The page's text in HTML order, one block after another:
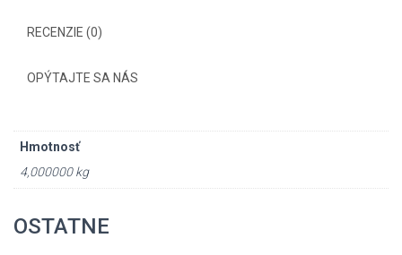
RECENZIE (0)
OPÝTAJTE SA NÁS
Hmotnosť
4,000000 kg
OSTATNE